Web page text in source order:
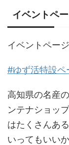
イベントペ
イベントペー
#ゆず活特設ペ
高知県の名産
ンテナショッ
はたくさんあ
いってもいい